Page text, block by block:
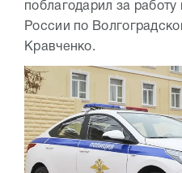
поблагодарил за
России по
Кравченко.